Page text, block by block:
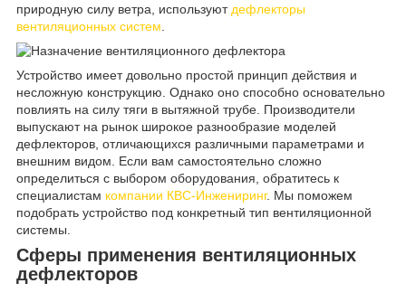
природную силу ветра, используют дефлекторы
вентиляционных систем
Устройство имеет довольно простой принцип действия и
несложную конструкцию. Однако оно способно основательно
повлиять на силу тяги в вытяжной трубе. Производители
выпускают на рынок широкое разнообразие моделей
дефлекторов, отличающихся различными параметрами и
внешним видом. Если вам самостоятельно сложно
определиться с выбором оборудования, обратитесь к
специалистам компании КВС-Инжениринг. Мы поможем
подобрать устройство под конкретный тип вентиляционной
системы.
Сферы применения вентиляционных
дефлекторов